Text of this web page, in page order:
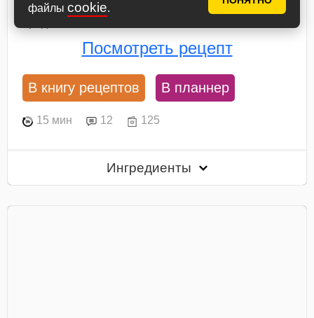
файлы cookie.
рецептов блюд на праздничный стол. Хочу
Посмотреть рецепт
В книгу рецептов В планнер
15 мин 12 125
Ингредиенты